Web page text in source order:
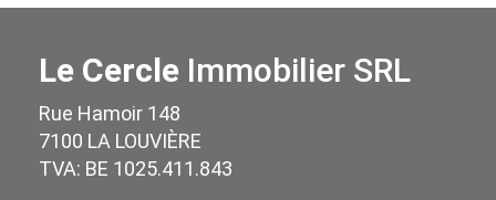
Le Cercle Immobilier SRL
Rue Hamoir 148
7100 LA LOUVIÈRE
TVA: BE 1025.411.843